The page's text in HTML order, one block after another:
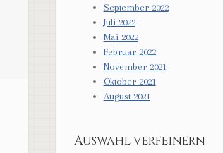
September 2022
Juli 2022
Mai 2022
Februar 2022
November 2021
Oktober 2021
August 2021
Auswahl verfeinern